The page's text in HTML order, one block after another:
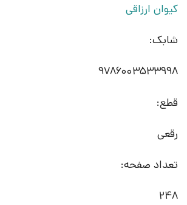
کیوان ارزاقی
شابک:
9786003533998
قطع:
رقعی
تعداد صفحه:
248